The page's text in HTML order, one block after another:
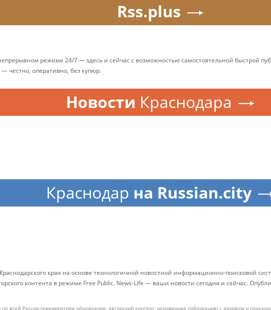
Rss.plus
режиме 24/7 — здесь и сейчас с возможностью самостоятельной быстрой
— честно, оперативно, без купюр.
Новости Краснодара
Краснодар на Russian.city
края на основе технологичной новостной информационно-поисковой
контента в режиме Free Public. News-Life — ваши новости сегодня и сейчас.
всей России (ежеминутное обновление, авторский контент, мгновенная публикация) с архивом и